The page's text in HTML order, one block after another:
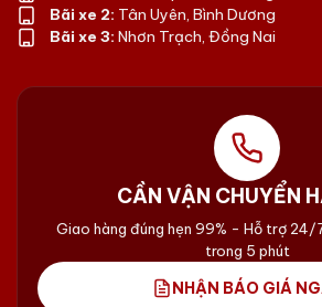
Bãi xe 2: Tân Uyên, Bình Dương
Bãi xe 3: Nhơn Trạch, Đồng Nai
CẦN VẬN CHUYỂN
Giao hàng đúng hẹn 99% - Hỗ trợ 24/
trong 5 phút
NHẬN BÁO GIÁ